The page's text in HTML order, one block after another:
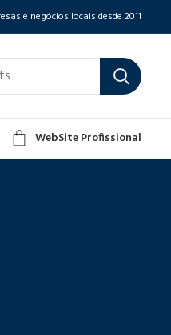
e negócios locais desde 2011
WebSite Profissional